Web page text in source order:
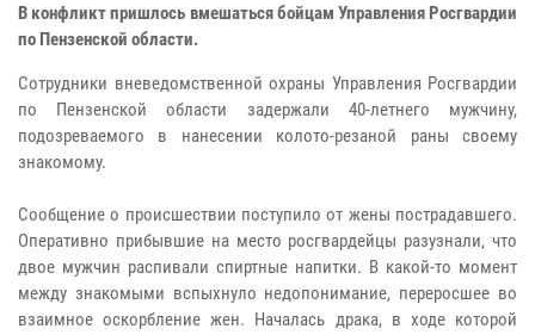
В конфликт пришлось вмешаться бойцам Управления Росгвардии
по Пензенской области.
Сотрудники вневедомственной охраны Управления Росгвардии
по Пензенской области задержали 40-летнего мужчину,
подозреваемого в нанесении колото-резаной раны своему
знакомому.
Сообщение о происшествии поступило от жены пострадавшего.
Оперативно прибывшие на место росгвардейцы разузнали, что
двое мужчин распивали спиртные напитки. В какой-то момент
между знакомыми вспыхнуло недопонимание, переросшее во
взаимное оскорбление жен. Началась драка, в ходе которой